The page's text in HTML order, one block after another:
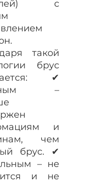
с
такой
брус
✔
–
и
чем
брус. ✔
– не
и не